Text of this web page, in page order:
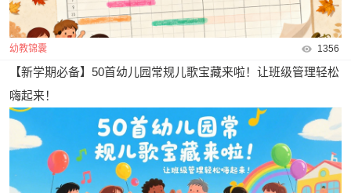
幼教锦囊 1356
【新学期必备】50首幼儿园常规儿歌宝藏来啦！让班级管理轻松
嗨起来！